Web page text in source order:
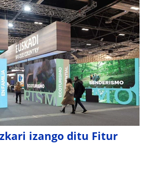
izango ditu Fitur